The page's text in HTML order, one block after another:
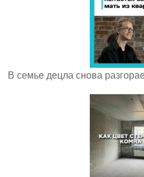
В семье децла снова